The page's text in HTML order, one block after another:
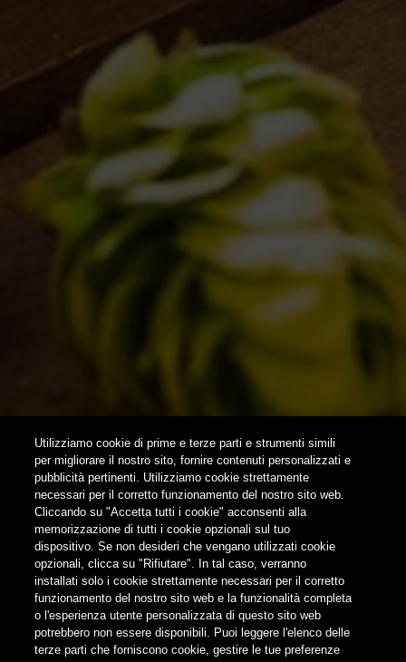
ISPIRAZIONI
SUBSCRIBE
FOLLOW US
Find us on:
Non condividere i contenuti con i minori
Utilizziamo cookie di prime e terze parti e strumenti simili
per migliorare il nostro sito, fornire contenuti personalizzati e
pubblicità pertinenti. Utilizziamo cookie strettamente
necessari per il corretto funzionamento del nostro sito web.
Cliccando su "Accetta tutti i cookie" acconsenti alla
memorizzazione di tutti i cookie opzionali sul tuo
dispositivo. Se non desideri che vengano utilizzati cookie
opzionali, clicca su "Rifiutare". In tal caso, verranno
installati solo i cookie strettamente necessari per il corretto
funzionamento del nostro sito web e la funzionalità completa
o l'esperienza utente personalizzata di questo sito web
potrebbero non essere disponibili. Puoi leggere l'elenco delle
terze parti che forniscono cookie, gestire le tue preferenze